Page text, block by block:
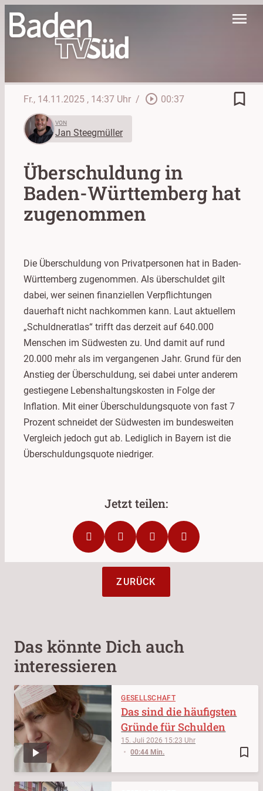
menu
Fr., 14.11.2025 , 14:37 Uhr / play_circle_outline 00:37 bookmark_border
VON
Jan Steegmüller
Überschuldung in
Baden-Württemberg hat
zugenommen
Die Überschuldung von Privatpersonen hat in Baden-
Württemberg zugenommen. Als überschuldet gilt
dabei, wer seinen finanziellen Verpflichtungen
dauerhaft nicht nachkommen kann. Laut aktuellem
„Schuldneratlas“ trifft das derzeit auf 640.000
Menschen im Südwesten zu. Und damit auf rund
20.000 mehr als im vergangenen Jahr. Grund für den
Anstieg der Überschuldung, sei dabei unter anderem
gestiegene Lebenshaltungskosten in Folge der
Inflation. Mit einer Überschuldungsquote von fast 7
Prozent schneidet der Südwesten im bundesweiten
Vergleich jedoch gut ab. Lediglich in Bayern ist die
Überschuldungsquote niedriger.
ZURÜCK
Das könnte Dich auch
interessieren
GESELLSCHAFT
bookmark_border
15. Juli 2026 15:23
00:44 Min.
Das sind die häufigsten
Gründe für Schulden